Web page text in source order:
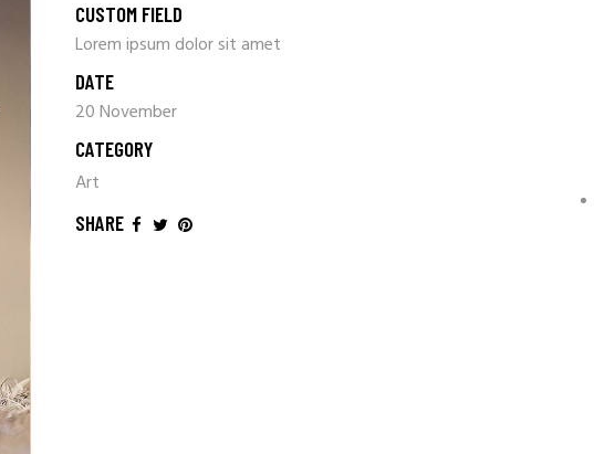
CUSTOM FIELD
Lorem ipsum dolor sit amet
DATE
20 November
CATEGORY
Art
SHARE